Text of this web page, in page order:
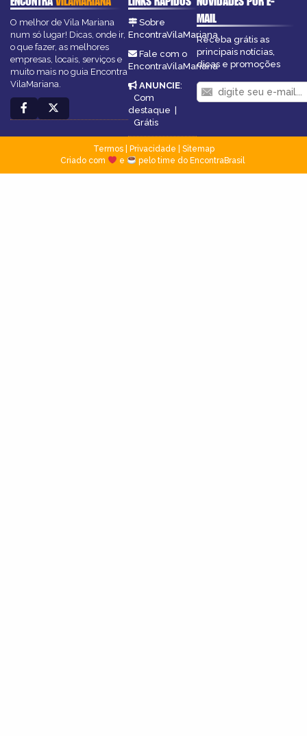
O melhor de Vila Mariana
num só lugar! Dicas, onde ir,
o que fazer, as melhores
empresas, locais, serviços e
muito mais no guia Encontra
VilaMariana.
Sobre
EncontraVilaMariana
Fale com o
EncontraVilaMariana
ANUNCIE:
Com
destaque |
Grátis
MAIL
Receba grátis as
principais notícias,
dicas e promoções
Termos| Privacidade
Sitemap
Criado com
e pelo time do EncontraBrasil